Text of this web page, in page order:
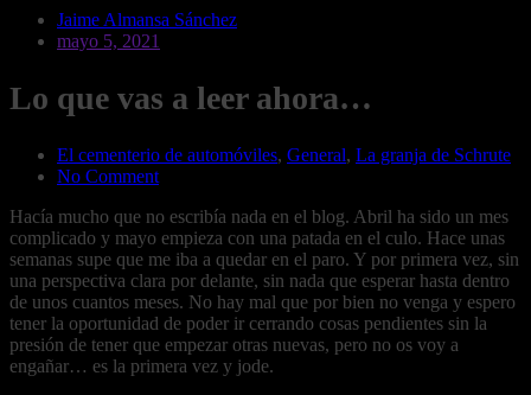
Jaime Almansa Sánchez
mayo 5, 2021
Lo que vas a leer ahora…
El cementerio de automóviles, General, La granja de Schrute
No Comment
Hacía mucho que no escribía nada en el blog. Abril ha sido un mes
complicado y mayo empieza con una patada en el culo. Hace unas
semanas supe que me iba a quedar en el paro. Y por primera vez, sin
una perspectiva clara por delante, sin nada que esperar hasta dentro
de unos cuantos meses. No hay mal que por bien no venga y espero
tener la oportunidad de poder ir cerrando cosas pendientes sin la
presión de tener que empezar otras nuevas, pero no os voy a
engañar… es la primera vez y jode.